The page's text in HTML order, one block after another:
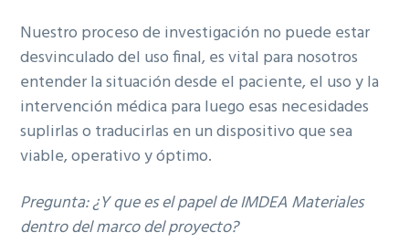
Nuestro proceso de investigación no puede estar
desvinculado del uso final, es vital para nosotros
entender la situación desde el paciente, el uso y la
intervención médica para luego esas necesidades
suplirlas o traducirlas en un dispositivo que sea
viable, operativo y óptimo.
Pregunta: ¿Y que es el papel de IMDEA Materiales
dentro del marco del proyecto?